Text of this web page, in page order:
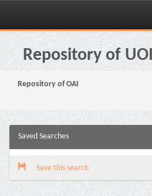
Skip
navigationRepository of
Repository of OAI
Saved Searches
Save this search